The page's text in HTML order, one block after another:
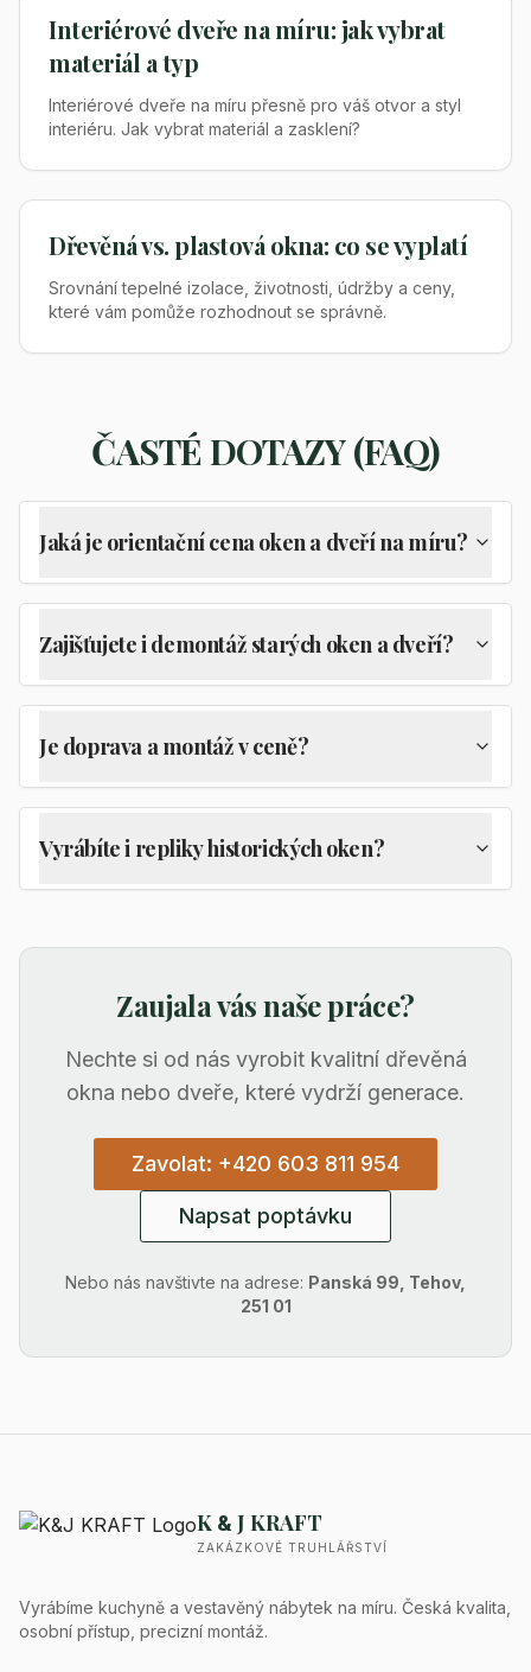
Interiérové dveře na míru: jak vybrat
materiál a typ
Interiérové dveře na míru přesně pro váš otvor a styl
interiéru. Jak vybrat materiál a zasklení?
Dřevěná vs. plastová okna: co se vyplatí
Srovnání tepelné izolace, životnosti, údržby a ceny,
které vám pomůže rozhodnout se správně.
ČASTÉ DOTAZY (FAQ)
Jaká je orientační cena oken a dveří na míru?
Zajišťujete i demontáž starých oken a dveří?
Je doprava a montáž v ceně?
Vyrábíte i repliky historických oken?
Zaujala vás naše práce?
Nechte si od nás vyrobit kvalitní dřevěná
okna nebo dveře, které vydrží generace.
Zavolat: +420 603 811 954
Napsat poptávku
Nebo nás navštivte na adrese: Panská 99, Tehov,
251 01
K & J KRAFT
ZAKÁZKOVÉ TRUHLÁŘSTVÍ
Vyrábíme kuchyně a vestavěný nábytek na míru. Česká kvalita,
osobní přístup, precizní montáž.